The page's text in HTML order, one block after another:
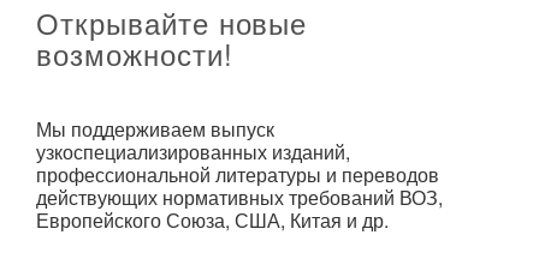
Открывайте новые
возможности!
Мы поддерживаем выпуск
узкоспециализированных изданий,
профессиональной литературы и переводов
действующих нормативных требований ВОЗ,
Европейского Союза, США, Китая и др.